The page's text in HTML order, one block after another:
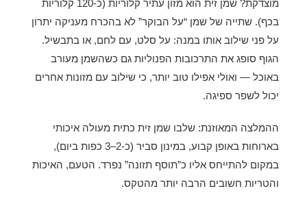
מוצדקת? שמן זית הוא מזון עתיר קלוריות (כ-120 קלוריות
בכף). שתייה של שמן “על הבוקר” לא בהכרח מעניקה יתרון
על פני שילוב אותו במנה: על סלט, עם לחם, או בתבשיל.
הגוף סופג את התרכובות הפנוליות גם כשהשמן מעורב
באוכל — ואולי אפילו טוב יותר, כי שילוב עם מזונות אחרים
יכול לשפר ספיגה.
ההמלצה המאוזנת: שלבו שמן זית כתית מעולה איכותי
בארוחות באופן קבוע, במינון סביר (כ-2–3 כפות ביום),
במקום להתייחס אליו כ”תוסף תזונה” נפרד. הטעם, האיכות
והטריות חשובים הרבה יותר מהטקס.